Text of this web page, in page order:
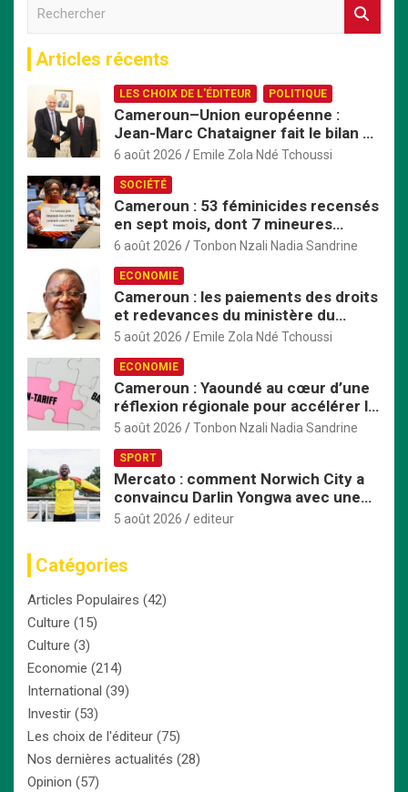
h
e
r
Articles récents
LES CHOIX DE L'ÉDITEUR POLITIQUE
Cameroun–Union européenne :
Jean-Marc Chataigner fait le bilan de
son mandat avant son départ
6 août 2026 Emile Zola Ndé Tchoussi
SOCIÉTÉ
Cameroun : 53 féminicides recensés
en sept mois, dont 7 mineures
violées avant d’être tuées
6 août 2026 Tonbon Nzali Nadia Sandrine
ECONOMIE
Cameroun : les paiements des droits
et redevances du ministère du
Commerce passent exclusivement
5 août 2026 Emile Zola Ndé Tchoussi
ECONOMIE
Cameroun : Yaoundé au cœur d’une
réflexion régionale pour accélérer la
mise en œuvre de la ZLECAf en
5 août 2026 Tonbon Nzali Nadia Sandrine
SPORT
Mercato : comment Norwich City a
convaincu Darlin Yongwa avec une
offre irrésistible
5 août 2026 editeur
Catégories
Articles Populaires (42)
Culture (15)
Culture (3)
Economie (214)
International (39)
Investir (53)
Les choix de l'éditeur (75)
Nos dernières actualités (28)
Opinion (57)